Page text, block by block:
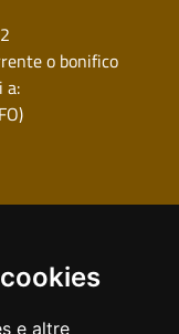
e altre
o bonifico
a: